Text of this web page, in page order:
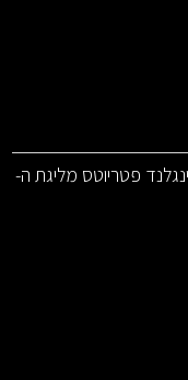
פטריוטס מליגת ה-